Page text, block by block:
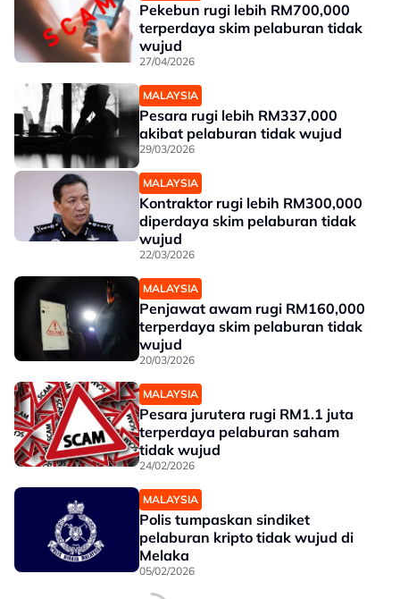
Pekebun rugi lebih RM700,000
terperdaya skim pelaburan tidak
wujud
27/04/2026
MALAYSIA
Pesara rugi lebih RM337,000
akibat pelaburan tidak wujud
29/03/2026
MALAYSIA
Kontraktor rugi lebih RM300,000
diperdaya skim pelaburan tidak
wujud
22/03/2026
MALAYSIA
Penjawat awam rugi RM160,000
terperdaya skim pelaburan tidak
wujud
20/03/2026
MALAYSIA
Pesara jurutera rugi RM1.1 juta
terperdaya pelaburan saham
tidak wujud
24/02/2026
MALAYSIA
Polis tumpaskan sindiket
pelaburan kripto tidak wujud di
Melaka
05/02/2026